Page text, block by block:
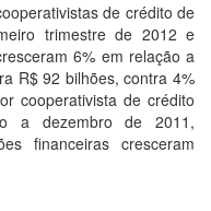
de crédito de
trimestre de 2012 e
6% em relação a
R$ 92 bilhões, contra 4%
cooperativista de crédito
a dezembro de 2011,
financeiras cresceram